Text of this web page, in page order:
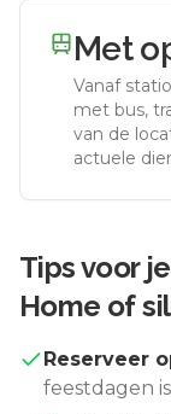
Met
Vanaf
met bus,
van de
actuele
Tips voor
Home of
Reserveer
feestdagen